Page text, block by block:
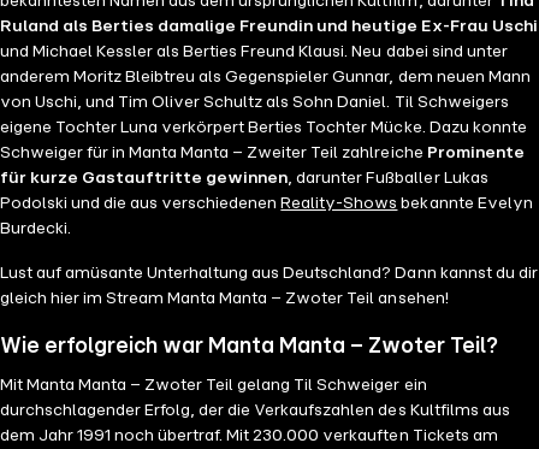
Ruland als Berties damalige Freundin und heutige Ex-Frau Uschi
und Michael Kessler als Berties Freund Klausi. Neu dabei sind unter
anderem Moritz Bleibtreu als Gegenspieler Gunnar, dem neuen Mann
von Uschi, und Tim Oliver Schultz als Sohn Daniel. Til Schweigers
eigene Tochter Luna verkörpert Berties Tochter Mücke. Dazu konnte
Schweiger für in Manta Manta – Zweiter Teil zahlreiche Prominente
für kurze Gastauftritte gewinnen, darunter Fußballer Lukas
Podolski und die aus verschiedenen Reality-Shows bekannte Evelyn
Burdecki.
Lust auf amüsante Unterhaltung aus Deutschland? Dann kannst du dir
gleich hier im Stream Manta Manta – Zwoter Teil ansehen!
Wie erfolgreich war Manta Manta – Zwoter Teil?
Mit Manta Manta – Zwoter Teil gelang Til Schweiger ein
durchschlagender Erfolg, der die Verkaufszahlen des Kultfilms aus
dem Jahr 1991 noch übertraf. Mit 230.000 verkauften Tickets am